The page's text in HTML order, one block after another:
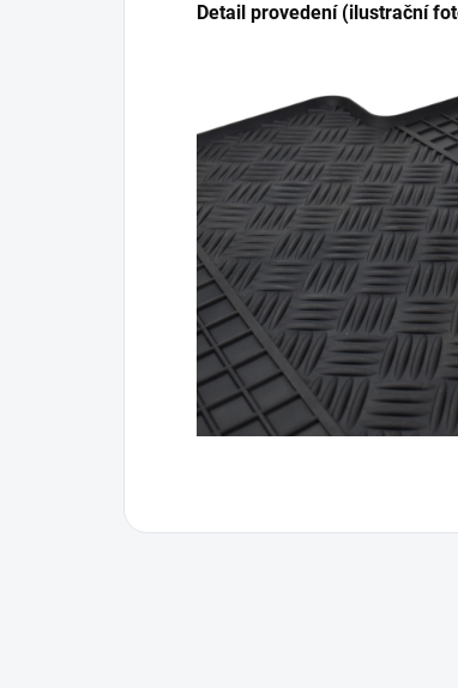
Detail provedení (ilustrační